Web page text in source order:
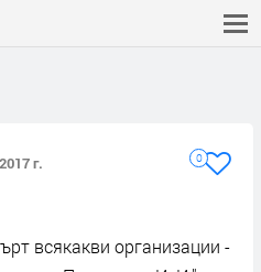
г. 0
всякакви организации -